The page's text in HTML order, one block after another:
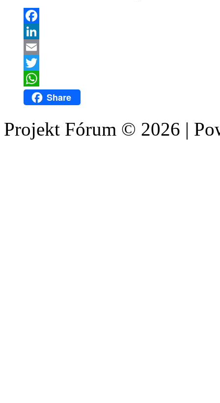
Facebook
LinkedIn
Email
Twitter
WhatsAppShare
Projekt Fórum © 2026 |